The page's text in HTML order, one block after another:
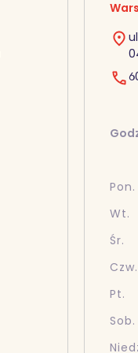
Pon.
Wt.
Śr.
Czw.
Pt.
Sob.